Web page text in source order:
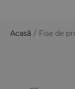
Acasă / Fise de